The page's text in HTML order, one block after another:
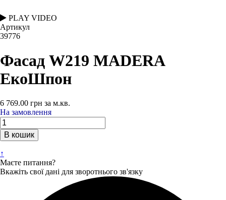
PLAY VIDEO
Артикул
39776
Фасад W219 MADERA
ЕкоШпон
6 769.00 грн за м.кв.
На замовлення
В кошик
↑
Маєте питання?
Вкажіть свої дані для зворотнього зв'язку